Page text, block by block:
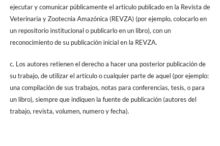
ejecutar y comunicar públicamente el articulo publicado en la Revista de
Veterinaria y Zootecnia Amazónica (REVZA) (por ejemplo, colocarlo en
un repositorio institucional o publicarlo en un libro), con un
reconocimiento de su publicación inicial en la REVZA.
c. Los autores retienen el derecho a hacer una posterior publicación de
su trabajo, de utilizar el artículo o cualquier parte de aquel (por ejemplo:
una compilación de sus trabajos, notas para conferencias, tesis, o para
un libro), siempre que indiquen la fuente de publicación (autores del
trabajo, revista, volumen, numero y fecha).